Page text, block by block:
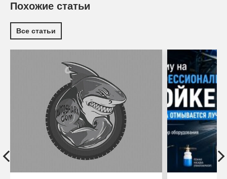
Похожие статьи
Все статьи